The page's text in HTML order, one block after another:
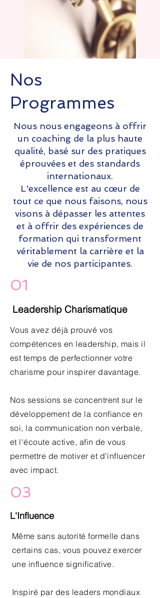
Nos
Programmes
Nous nous engageons à offrir
un coaching de la plus haute
qualité, basé sur des pratiques
éprouvées et des standards
internationaux.
L'excellence est au cœur de
tout ce que nous faisons, nous
visons à dépasser les attentes
et à offrir des expériences de
formation qui transforment
véritablement la carrière et la
vie de nos participantes.
01
Leadership Charismatique
Vous avez déjà prouvé vos
compétences en leadership, mais il
est temps de perfectionner votre
charisme pour inspirer davantage.
Nos sessions se concentrent sur le
développement de la confiance en
soi, la communication non verbale,
et l'écoute active, afin de vous
permettre de motiver et d'influencer
avec impact.
03
L'Influence
Même sans autorité formelle dans
certains cas, vous pouvez exercer
une influence significative.
Inspiré par des leaders mondiaux